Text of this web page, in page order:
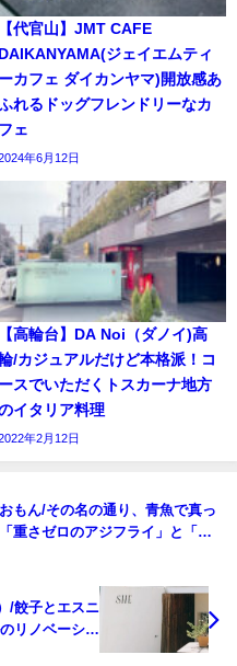
【代官山】JMT CAFE
DAIKANYAMA(ジェイエムティ
ーカフェ ダイカンヤマ)開放感あ
ふれるドッグフレンドリーなカ
フェ
年6月12日
【高輪台】DA Noi（ダノイ)高
/カジュアルだけど本格派！コ
ースでいただくトスカーナ地方
イタリア料理
年2月12日
もん/その名の通り、青魚で真っ
重さゼロのアジフライ」と「炙
/餃子とエスニ
リノベーショ